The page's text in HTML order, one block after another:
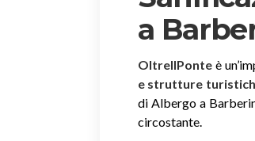
a
OltreIlPonte è
e strutture
di Albergo a
circostante.